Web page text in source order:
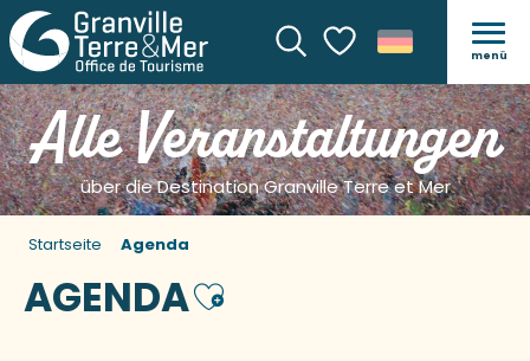
SucheVoir les favoris
menü
Alle Veranstaltungen
über die Destination Granville Terre et Mer
Startseite Agenda
AGENDAAjouter aux favoris